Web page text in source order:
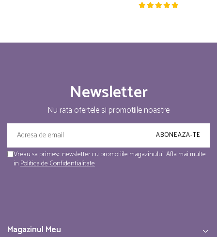
Newsletter
Nu rata ofertele si promotiile noastre
Vreau sa primesc newsletter cu promotiile magazinului. Afla mai multe
inPolitica de Confidentialitate
Magazinul Meu